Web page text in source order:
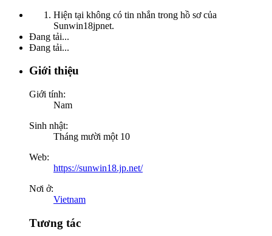
Hiện tại không có tin nhắn trong hồ sơ của
Sunwin18jpnet.
Đang tải...
Đang tải...
Giới thiệu
Giới tính:
Nam
Sinh nhật:
Tháng mười một 10
Web:
https://sunwin18.jp.net/
Nơi ở:
Vietnam
Tương tác